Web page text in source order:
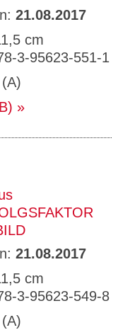
21.08.2017
cm
3-95623-551-1
21.08.2017
cm
3-95623-549-8